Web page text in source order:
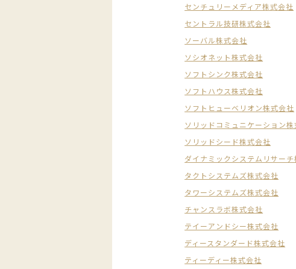
センチュリーメディア株式会社
セントラル技研株式会社
ソーバル株式会社
ソシオネット株式会社
ソフトシンク株式会社
ソフトハウス株式会社
ソフトヒューベリオン株式会社
ソリッドコミュニケーション株
ソリッドシード株式会社
ダイナミックシステムリサーチ
タクトシステムズ株式会社
タワーシステムズ株式会社
チャンスラボ株式会社
テイーアンドシー株式会社
ディースタンダード株式会社
ティーディー株式会社